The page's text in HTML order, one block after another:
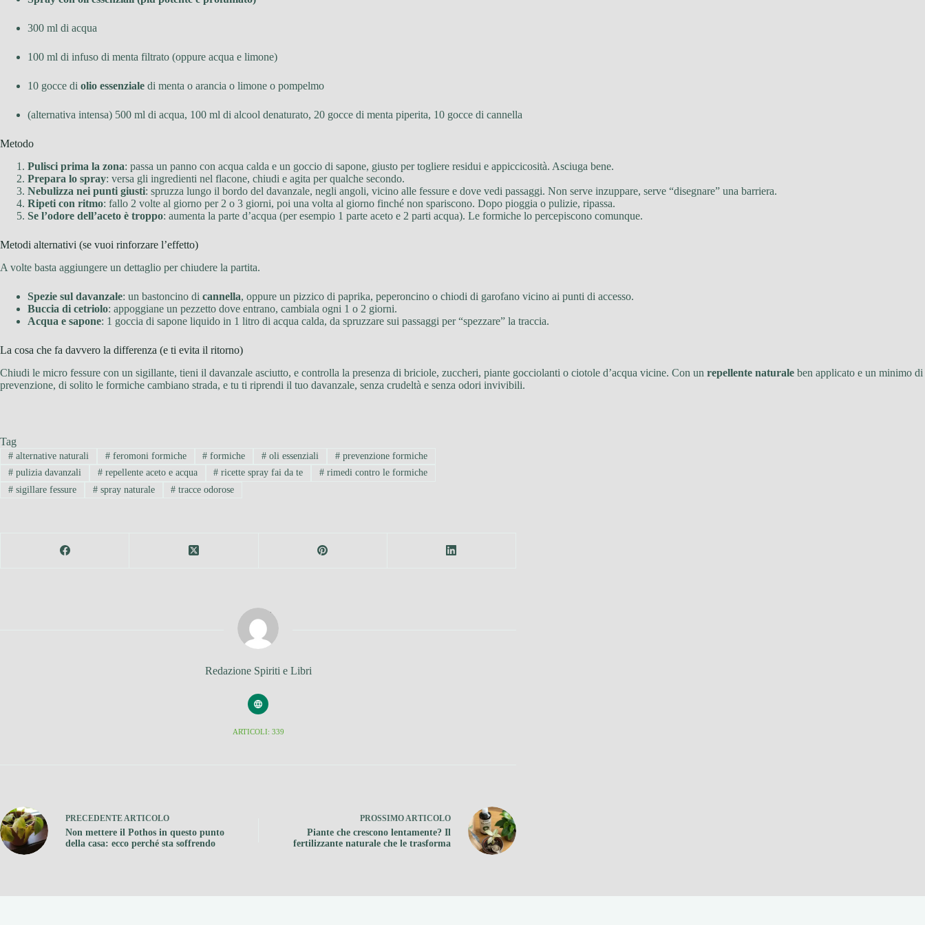
300 ml di acqua
100 ml di infuso di menta filtrato (oppure acqua e limone)
10 gocce di olio essenziale di menta o arancia o limone o pompelmo
(alternativa intensa) 500 ml di acqua, 100 ml di alcool denaturato, 20 gocce di menta piperita, 10 gocce di cannella
Metodo
Pulisci prima la zona: passa un panno con acqua calda e un goccio di sapone, giusto per togliere residui e appiccicosità. Asciuga bene.
Prepara lo spray: versa gli ingredienti nel flacone, chiudi e agita per qualche secondo.
Nebulizza nei punti giusti: spruzza lungo il bordo del davanzale, negli angoli, vicino alle fessure e dove vedi passaggi. Non serve inzuppare, serve “disegnare” una barriera.
Ripeti con ritmo: fallo 2 volte al giorno per 2 o 3 giorni, poi una volta al giorno finché non spariscono. Dopo pioggia o pulizie, ripassa.
Se l’odore dell’aceto è troppo: aumenta la parte d’acqua (per esempio 1 parte aceto e 2 parti acqua). Le formiche lo percepiscono comunque.
Metodi alternativi (se vuoi rinforzare l’effetto)
A volte basta aggiungere un dettaglio per chiudere la partita.
Spezie sul davanzale: un bastoncino di cannella, oppure un pizzico di paprika, peperoncino o chiodi di garofano vicino ai punti di accesso.
Buccia di cetriolo: appoggiane un pezzetto dove entrano, cambiala ogni 1 o 2 giorni.
Acqua e sapone: 1 goccia di sapone liquido in 1 litro di acqua calda, da spruzzare sui passaggi per “spezzare” la traccia.
La cosa che fa davvero la differenza (e ti evita il ritorno)
Chiudi le micro fessure con un sigillante, tieni il davanzale asciutto, e controlla la presenza di briciole, zuccheri, piante gocciolanti o ciotole d’acqua vicine. Con un repellente naturale ben applicato e un minimo di
prevenzione, di solito le formiche cambiano strada, e tu ti riprendi il tuo davanzale, senza crudeltà e senza odori invivibili.
Tag
#alternative naturali #feromoni formiche # formiche # oli essenziali # prevenzione formiche
#pulizia davanzali #repellente aceto e acqua # ricette spray fai da te # rimedi contro le formiche
#sigillare fessure #spray naturale # tracce odorose
Redazione Spiriti e Libri
ARTICOLI: 339
PRECEDENTEARTICOLO
Non mettere il Pothos in questo punto
della casa: ecco perché sta soffrendo
PROSSIMOARTICOLO
Piante che crescono lentamente? Il
fertilizzante naturale che le trasforma